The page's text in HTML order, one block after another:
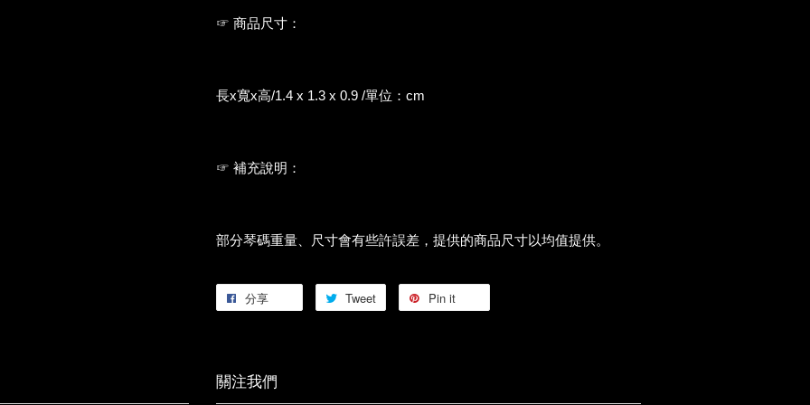
☞ 商品尺寸：
長x寬x高/1.4 x 1.3 x 0.9 /單位：cm
☞ 補充說明：
部分琴碼重量、尺寸會有些許誤差，提供的商品尺寸以均值提供。
分享 Tweet Pin it
關注我們